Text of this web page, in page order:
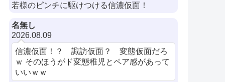
若様のピンチに駆けつける信濃仮面！
名無し
2026.08.09
信濃仮面！？ 諏訪仮面？ 変態仮面だろ
ｗ そのほうがド変態稚児とペア感があって
いいｗｗ